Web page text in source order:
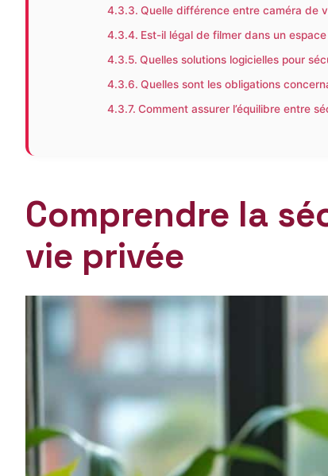
Quelle différence entre caméra de
Est-il légal de filmer dans un
Quelles solutions logicielles pour
Quelles sont les obligations
Comment assurer l’équilibre entre
Comprendre la
vie privée